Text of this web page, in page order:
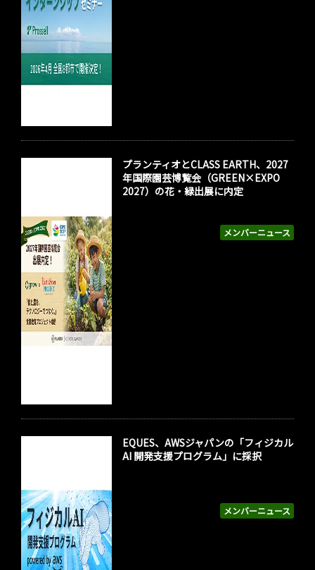
メンバーニュース
プランティオとCLASS EARTH、2027
年国際園芸博覧会（GREEN×EXPO
2027）の花・緑出展に内定
メンバーニュース
EQUES、AWSジャパンの「フィジカル
AI 開発支援プログラム」に採択